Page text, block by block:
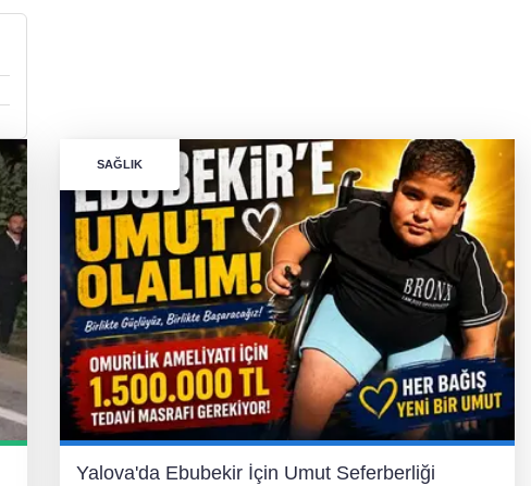
SAĞLIK
Yalova'da Ebubekir İçin Umut Seferberliği